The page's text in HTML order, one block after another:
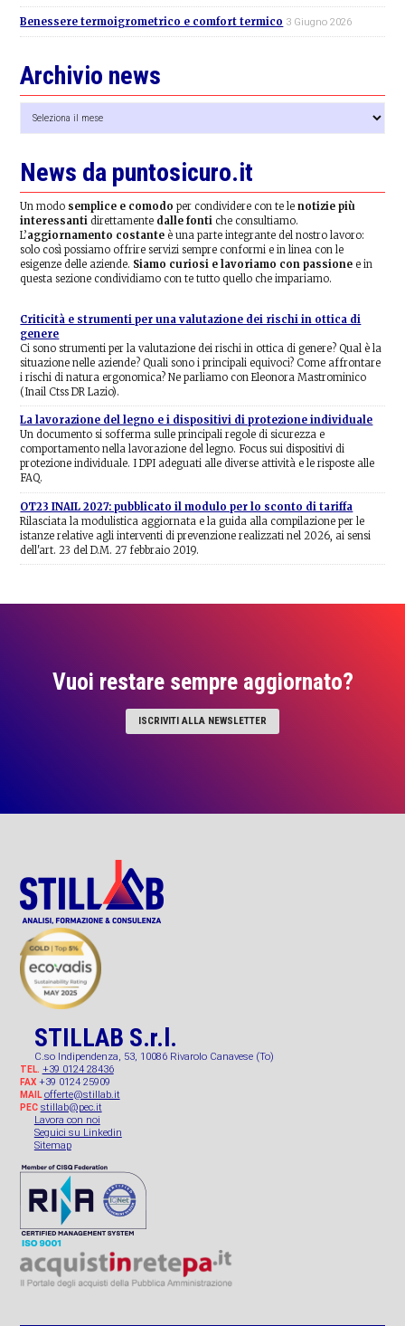
Benessere termoigrometrico e comfort termico 3 Giugno 2026
Archivio news
news
News da puntosicuro.it
Un modo semplice e comodo per condividere con te lenotizie più
interessanti direttamente dalle fonti che consultiamo.
L’aggiornamento costante è una parte integrante del nostro lavoro:
solo così possiamo offrire servizi sempre conformi e in linea con le
esigenze delle aziende. Siamo curiosi e lavoriamo con passione e in
questa sezione condividiamo con te tutto quello che impariamo.
Criticità e strumenti per una valutazione dei rischi in ottica di
genere
Ci sono strumenti per la valutazione dei rischi in ottica di genere? Qual è la
situazione nelle aziende? Quali sono i principali equivoci? Come affrontare
i rischi di natura ergonomica? Ne parliamo con Eleonora Mastrominico
(Inail Ctss DR Lazio).
La lavorazione del legno e i dispositivi di protezione individuale
Un documento si sofferma sulle principali regole di sicurezza e
comportamento nella lavorazione del legno. Focus sui dispositivi di
protezione individuale. I DPI adeguati alle diverse attività e le risposte alle
FAQ.
OT23 INAIL 2027: pubblicato il modulo per lo sconto di tariffa
Rilasciata la modulistica aggiornata e la guida alla compilazione per le
istanze relative agli interventi di prevenzione realizzati nel 2026, ai sensi
dell'art. 23 del D.M. 27 febbraio 2019.
Vuoi restare sempre aggiornato?
ISCRIVITI ALLA NEWSLETTER
STILLAB S.r.l.
C.so Indipendenza, 53, 10086 Rivarolo Canavese (To)
TEL. +39 0124 28436
FAX+39 0124 25909
MAIL offerte@stillab.it
PEC stillab@pec.it
Lavora con noi
Seguici su Linkedin
Sitemap